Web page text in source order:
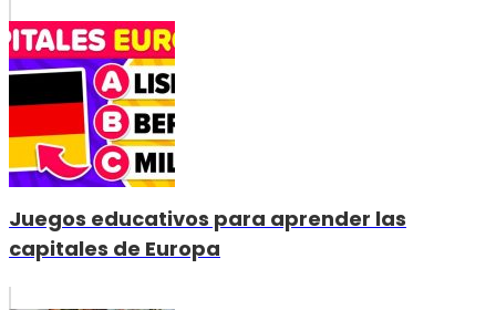
Juegos educativos para aprender las
capitales de Europa